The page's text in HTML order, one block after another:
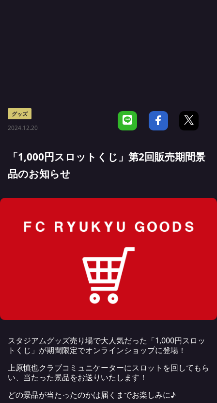
グッズ
2024.12.20
「1,000円スロットくじ」第2回販売期間景
品のお知らせ
スタジアムグッズ売り場で大人気だった「1,000円スロッ
トくじ」が期間限定でオンラインショップに登場！
上原慎也クラブコミュニケーターにスロットを回してもら
い、当たった景品をお送りいたします！
どの景品が当たったのかは届くまでお楽しみに♪